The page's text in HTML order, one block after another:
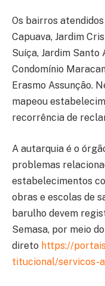
Os bairros
Capuava, Jardim
Suíça, Jardim Santo
Condomínio
Erasmo Assunção.
mapeou
recorrência de
A autarquia é o
problemas
estabelecimentos
obras e escolas de
barulho devem
Semasa, por meio
direto https://
titucional/servicos-